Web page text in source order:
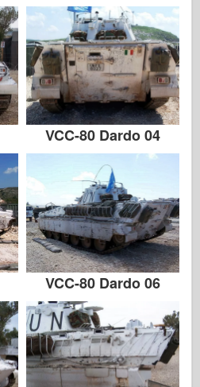
VCC-80 Dardo 04
VCC-80 Dardo 06